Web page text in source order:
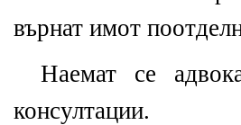
върнат имот
Наемат се
консултации.